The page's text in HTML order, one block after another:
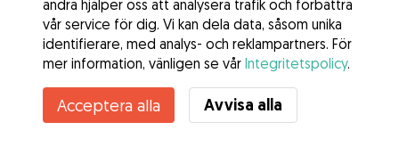
andra hjälper oss att analysera trafik och förbättra
vår service för dig. Vi kan dela data, såsom unika
identifierare, med analys- och reklampartners. För
mer information, vänligen se vår Integritetspolicy.
Acceptera alla Avvisa alla